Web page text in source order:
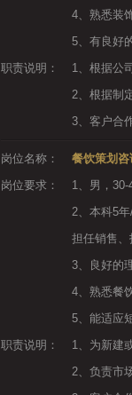
4、熟悉装
5、有良好
职责说明：
1、根据公
2、根据制
3、客户合
岗位名称：
餐饮策划
岗位要求：
1、男，
2、本科5
担任销售
3、良好的
4、熟悉餐
5、能适应
职责说明：
1、为新建
2、负责市